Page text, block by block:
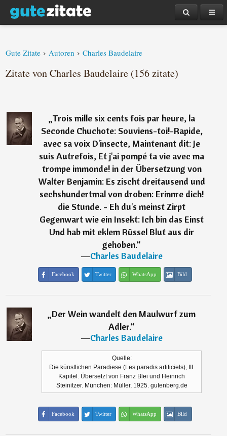
Gute Zitate › Autoren › Charles Baudelaire
Zitate von Charles Baudelaire (156 zitate)
„Trois mille six cents fois par heure, la
Seconde Chuchote: Souviens-toi!-Rapide,
avec sa voix D'insecte, Maintenant dit: Je
suis Autrefois, Et j'ai pompé ta vie avec ma
trompe immonde! in der Übersetzung von
Walter Benjamin: Es zischt dreitausend und
sechshundertmal von droben: Erinnre dich!
die Stunde. - Eh du's meinst Zirpt
Gegenwart wie ein Insekt: Ich bin das Einst
Und hab mit eklem Rüssel Blut aus dir
gehoben.“
―Charles Baudelaire
Facebook Twitter WhatsApp Bild
„Der Wein wandelt den Maulwurf zum
Adler.“
―Charles Baudelaire
Quelle:
Die künstlichen Paradiese (Les paradis artificiels), III.
Kapitel. Übersetzt von Franz Blei und Heinrich
Steinitzer. München: Müller, 1925. gutenberg.de
Facebook Twitter WhatsApp Bild